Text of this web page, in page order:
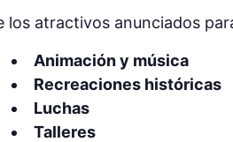
los atractivos anunciados
Animación y música
Recreaciones históricas
Luchas
Talleres